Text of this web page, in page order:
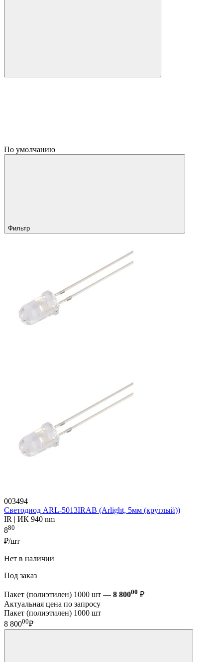
По умолчанию
Фильтр
003494
Светодиод ARL-5013IRAB (Arlight, 5мм (круглый))
IR | ИК 940 nm
880
₽/шт
Нет в наличии
Под заказ
Пакет (полиэтилен) 1000 шт — 8 80000 ₽
Актуальная цена по запросу
Пакет (полиэтилен) 1000 шт
8 80000₽